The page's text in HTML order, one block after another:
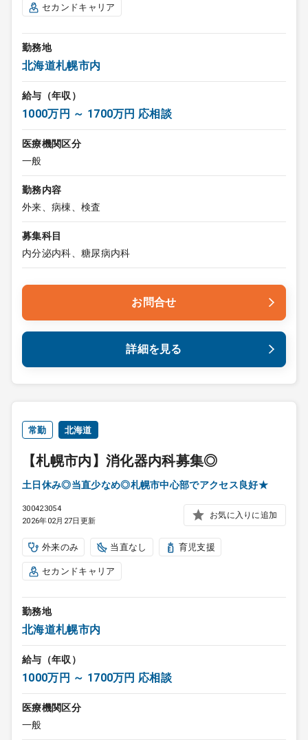
セカンドキャリア
勤務地
北海道札幌市内
給与（年収）
1000万円 ～ 1700万円 応相談
医療機関区分
一般
勤務内容
外来、病棟、検査
募集科目
内分泌内科、糖尿病内科
お問合せ
詳細を見る
常勤 北海道
【札幌市内】消化器内科募集◎
土日休み◎当直少なめ◎札幌市中心部でアクセス良好★
300423054
2026年02月27日更新
お気に入りに追加
外来のみ 当直なし 育児支援
セカンドキャリア
勤務地
北海道札幌市内
給与（年収）
1000万円 ～ 1700万円 応相談
医療機関区分
一般